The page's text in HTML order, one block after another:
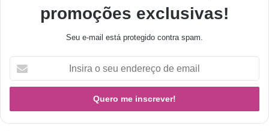
promoções exclusivas!
Seu e-mail está protegido contra spam.